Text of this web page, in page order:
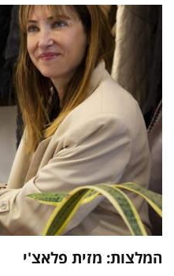
המלצות: מזית פלאצ'י